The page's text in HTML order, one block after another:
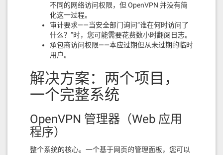
不同的网络访问权限，但 OpenVPN 并没有简
化这一过程。
审计要求——当安全部门询问“谁在何时访问了
什么？”时，您可能需要花费数小时翻阅日志。
承包商访问权限——本应过期但从未过期的临时
用户。
解决方案：两个项目，
一个完整系统
OpenVPN 管理器（Web 应用
程序）
整个系统的核心。一个基于网页的管理面板，您可以